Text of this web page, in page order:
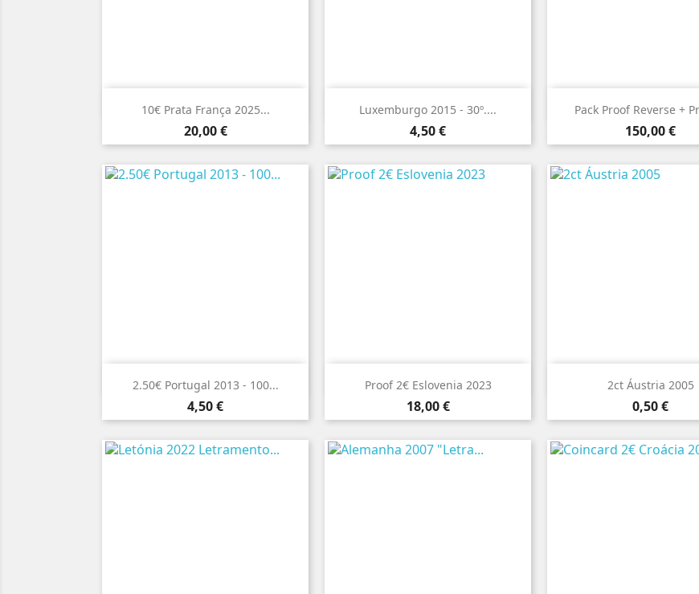
10€ Prata França 2025...
Preço
20,00 €
 Vista rápida Luxemburgo 2015 - 30º....
Preço
4,50 €
 Vista rápida Pack Proof Reverse +
Preço
150,00 €
 Vista rápida
2.50€ Portugal 2013 - 100...
Preço
4,50 €
 Vista rápida Proof 2€ Eslovenia 2023
Preço
18,00 €
 Vista rápida 2ct Áustria 2005
Preço
0,50 €
 Vista rápida